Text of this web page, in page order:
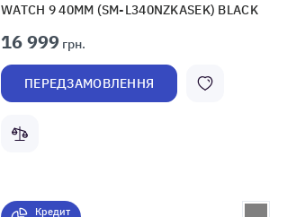
WATCH 9 40MM (SM-L340NZKASEK) BLACK
16 999 грн.
ПЕРЕДЗАМОВЛЕННЯ
Кредит